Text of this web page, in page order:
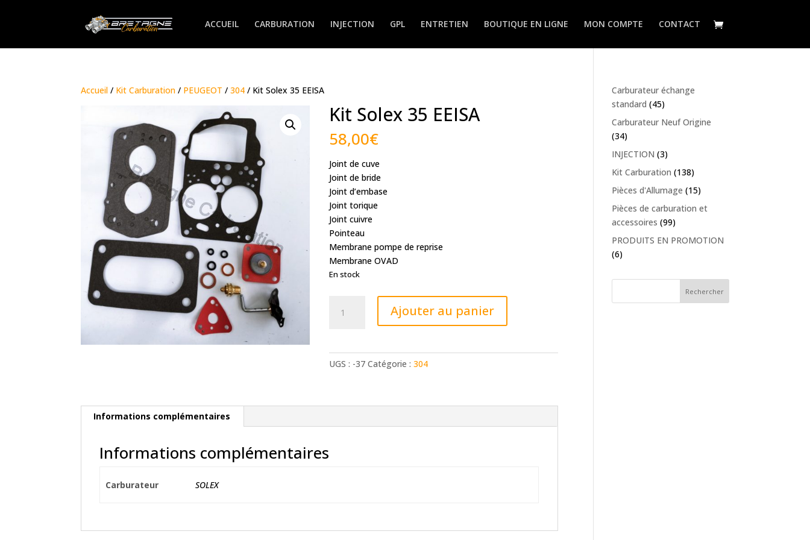
ACCUEIL CARBURATION INJECTION GPL ENTRETIEN BOUTIQUE EN LIGNE MON COMPTE CONTACT
Accueil / Kit Carburation / PEUGEOT /304 / Kit Solex 35 EEISA
Kit Solex 35 EEISA
58,00€
Joint de cuve
Joint de bride
Joint d’embase
Joint torique
Joint cuivre
Pointeau
Membrane pompe de reprise
Membrane OVAD
En stock
Ajouter au panier
UGS : -37 Catégorie :304
Informations complémentaires
Informations complémentaires
Carburateur SOLEX
Carburateur échange
standard (45)
Carburateur Neuf Origine
(34)
INJECTION (3)
Kit Carburation (138)
Pièces d'Allumage (15)
Pièces de carburation et
accessoires (99)
PRODUITS EN PROMOTION
(6)